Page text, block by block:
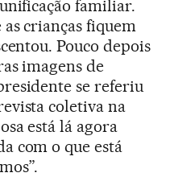
familiar.
crianças fiquem
Pouco depois
imagens de
se referiu
coletiva na
está lá agora
com o que está